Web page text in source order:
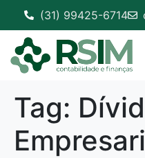
(31) 99425-6714
Tag: